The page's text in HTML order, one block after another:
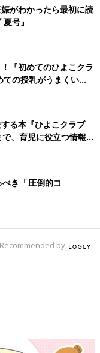
がわかったら最初に読
号』
『初めてのひよこクラ
ての授乳がうまくい
夏のトラブル 解決テ
る本『ひよこクラブ
、育児に役立つ情報が
き「圧倒的コ
Recommended by
のも】妊婦の感染症対